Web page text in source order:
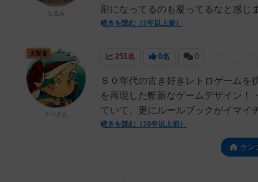
刷になってるのも凝ってるなと感じ
続きを読む（1年以上前）
なるみ
251名 0名 0
８０年代の古き好きレトロゲーム
を再現した斬新なゲームデザイン！
ていて、更にルールブックがイマイ
続きを読む（10年以上前）
大賢者
ナベさん
ケン